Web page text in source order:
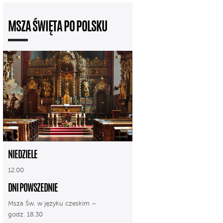
MSZA ŚWIĘTA PO POLSKU
NIEDZIELE
12.00
DNI POWSZEDNIE
Msza Św. w języku czeskim –
godz. 18.30